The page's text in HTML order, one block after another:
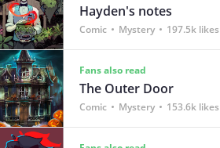
Hayden's notes
Comic Mystery 197.5k likes
Fans also read
The Outer Door
Comic Mystery 153.6k likes